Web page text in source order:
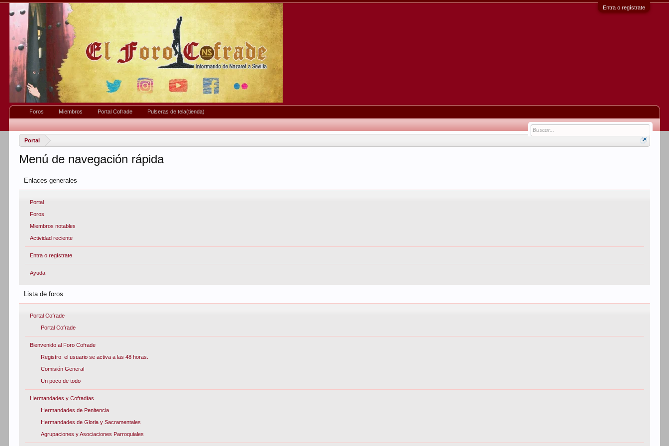
Entra o regístrate
Portal
Menú de navegación rápida
Enlaces generales
Portal
Foros
Miembros notables
Actividad reciente
Entra o regístrate
Ayuda
Lista de foros
Portal Cofrade
Portal Cofrade
Bienvenido al Foro Cofrade
Registro: el usuario se activa a las 48 horas.
Comisión General
Un poco de todo
Hermandades y Cofradías
Hermandades de Penitencia
Hermandades de Gloria y Sacramentales
Agrupaciones y Asociaciones Parroquiales
Foros Miembros Portal Cofrade Pulseras de tela(tienda)